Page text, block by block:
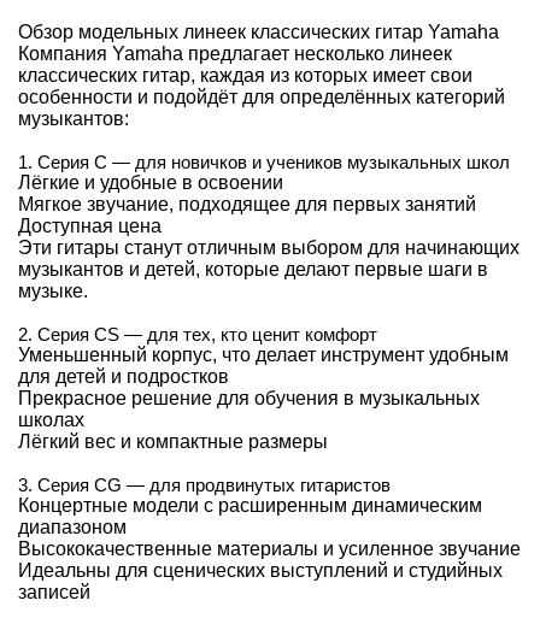
Обзор модельных линеек классических гитар Yamaha
Компания Yamaha предлагает несколько линеек
классических гитар, каждая из которых имеет свои
особенности и подойдёт для определённых категорий
музыкантов:
1. Серия C — для новичков и учеников музыкальных школ
Лёгкие и удобные в освоении
Мягкое звучание, подходящее для первых занятий
Доступная цена
Эти гитары станут отличным выбором для начинающих
музыкантов и детей, которые делают первые шаги в
музыке.
2. Серия CS — для тех, кто ценит комфорт
Уменьшенный корпус, что делает инструмент удобным
для детей и подростков
Прекрасное решение для обучения в музыкальных
школах
Лёгкий вес и компактные размеры
3. Серия CG — для продвинутых гитаристов
Концертные модели с расширенным динамическим
диапазоном
Высококачественные материалы и усиленное звучание
Идеальны для сценических выступлений и студийных
записей